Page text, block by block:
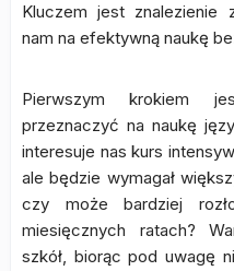
Kluczem jest znalezienie
nam na efektywną naukę
Pierwszym krokiem
przeznaczyć na naukę
interesuje nas kurs
ale będzie wymagał
czy może bardziej
miesięcznych ratach?
szkół, biorąc pod uwagę